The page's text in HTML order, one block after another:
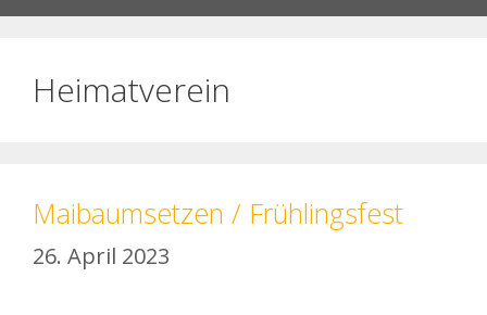
Heimatverein
Maibaumsetzen / Frühlingsfest
26. April 2023